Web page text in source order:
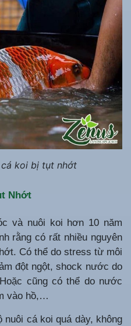
koi bị tụt nhớt
Nhớt
và nuôi koi hơn 10 năm
rằng có rất nhiều nguyên
Có thể do stress từ môi
đột ngột, shock nước do
cũng có thể do nước
vào hồ,…
nuôi cá koi quá dày, không